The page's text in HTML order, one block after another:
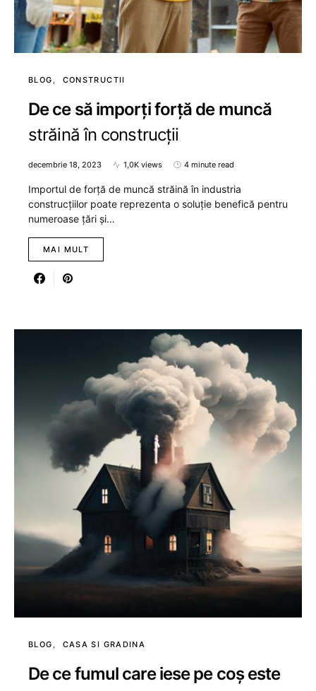
BLOG CONSTRUCTII
De ce să imporți forță de muncă
străină în construcții
decembrie 18, 2023 1,0K views 4 minute read
Importul de forță de muncă străină în industria
construcțiilor poate reprezenta o soluție benefică pentru
numeroase țări și…
MAI MULT
BLOG CASA SI GRADINA
De ce fumul care iese pe coș este